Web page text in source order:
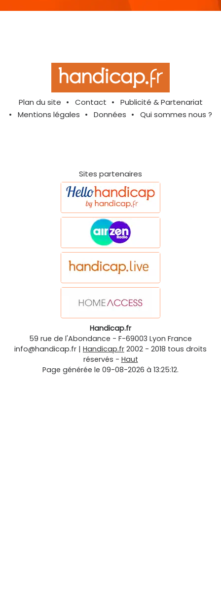
Plan du site Contact
Publicité & Partenariat
Mentions légales
Données Qui sommes nous ?
Sites partenaires
Handicap.fr
59 rue de l'Abondance - F-69003 Lyon France
info@handicap.fr | Handicap.fr 2002 - 2018 tous droits
réservés - Haut
Page générée le 09-08-2026 à 13:25:12.